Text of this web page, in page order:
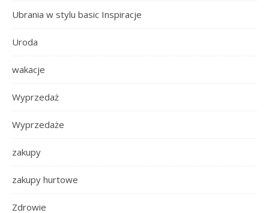
Ubrania w stylu basic Inspiracje
Uroda
wakacje
Wyprzedaż
Wyprzedaże
zakupy
zakupy hurtowe
Zdrowie